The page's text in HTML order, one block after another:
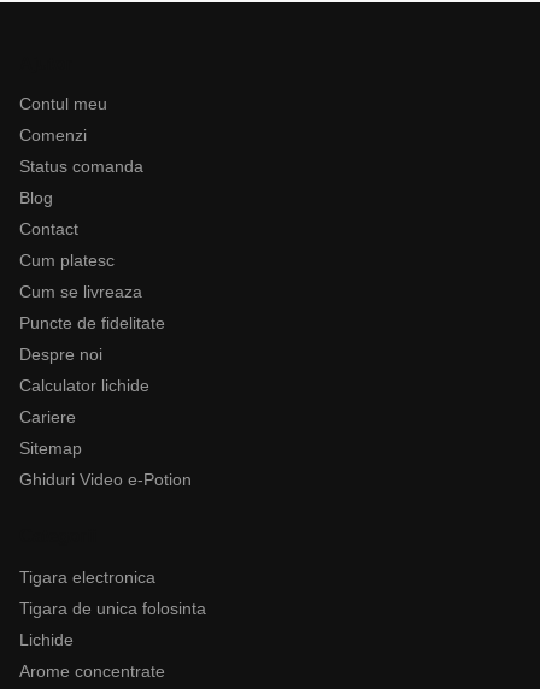
Contul meu
Comenzi
Status comanda
Blog
Contact
Cum platesc
Cum se livreaza
Puncte de fidelitate
Despre noi
Calculator lichide
Cariere
Sitemap
Ghiduri Video e-Potion
Tigara electronica
Tigara de unica folosinta
Lichide
Arome concentrate